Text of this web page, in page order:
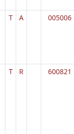
T A 005006
T R 600821